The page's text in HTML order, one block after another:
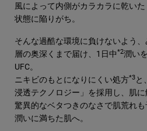
風によって内側がカラカラに乾い
状態に陥りがち。
そんな過酷な環境に負けないよう
層の奥深くまで届け、1日中*2潤い
UFC。
ニキビのもとになりにくい処方*3と
浸透テクノロジー」を採用し、肌
驚異的なベタつきのなさで肌荒れ
潤いに満ちた肌へ。